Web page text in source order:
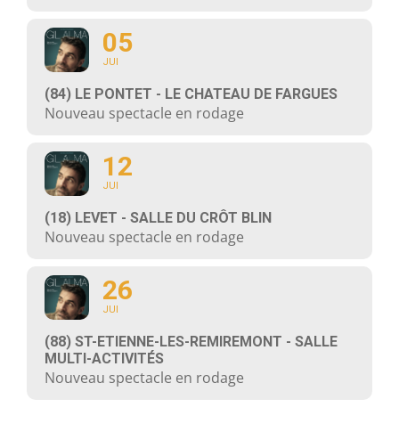
05
JUI
(84) LE PONTET - LE CHATEAU DE FARGUES
Nouveau spectacle en rodage
12
JUI
(18) LEVET - SALLE DU CRÔT BLIN
Nouveau spectacle en rodage
26
JUI
(88) ST-ETIENNE-LES-REMIREMONT - SALLE
MULTI-ACTIVITÉS
Nouveau spectacle en rodage